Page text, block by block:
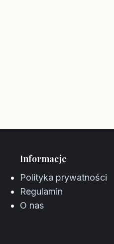
Informacje
Polityka prywatności
Regulamin
O nas